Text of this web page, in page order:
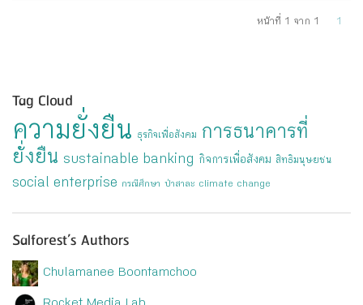
หน้าที่ 1 จาก 1 1
Tag Cloud
ความยั่งยืน ธุรกิจเพื่อสังคม
การธนาคารที่
ยั่งยืน sustainable banking กิจการเพื่อสังคม สิทธิมนุษยชน
social enterprise กรณีศึกษา ป่าสาละ climate change
Salforest’s Authors
Chulamanee Boontamchoo